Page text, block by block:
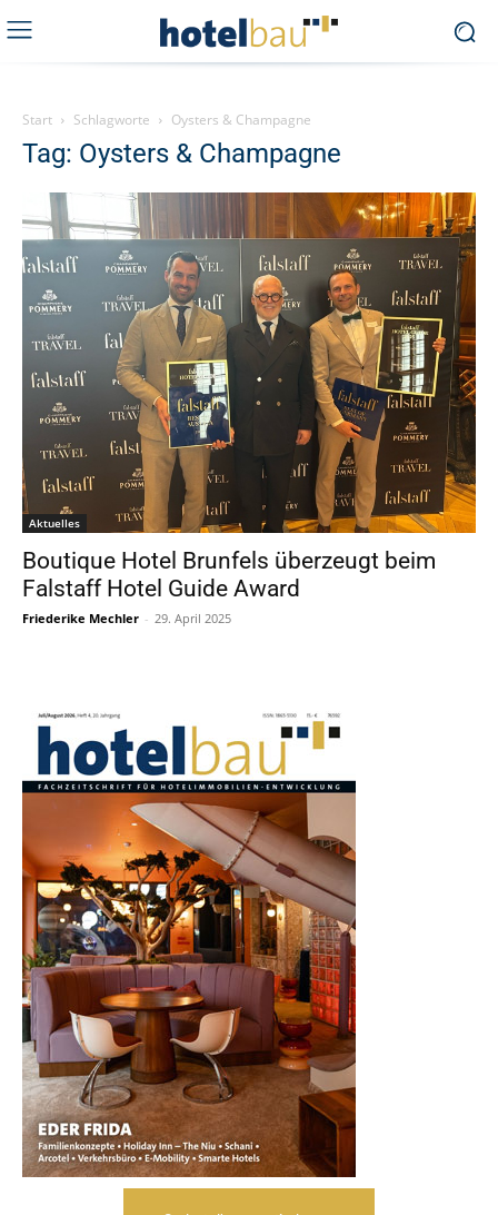
Start Schlagworte Oysters & Champagne
Tag: Oysters & Champagne
Aktuelles
Boutique Hotel Brunfels überzeugt beim
Falstaff Hotel Guide Award
Friederike Mechler - 29. April 2025